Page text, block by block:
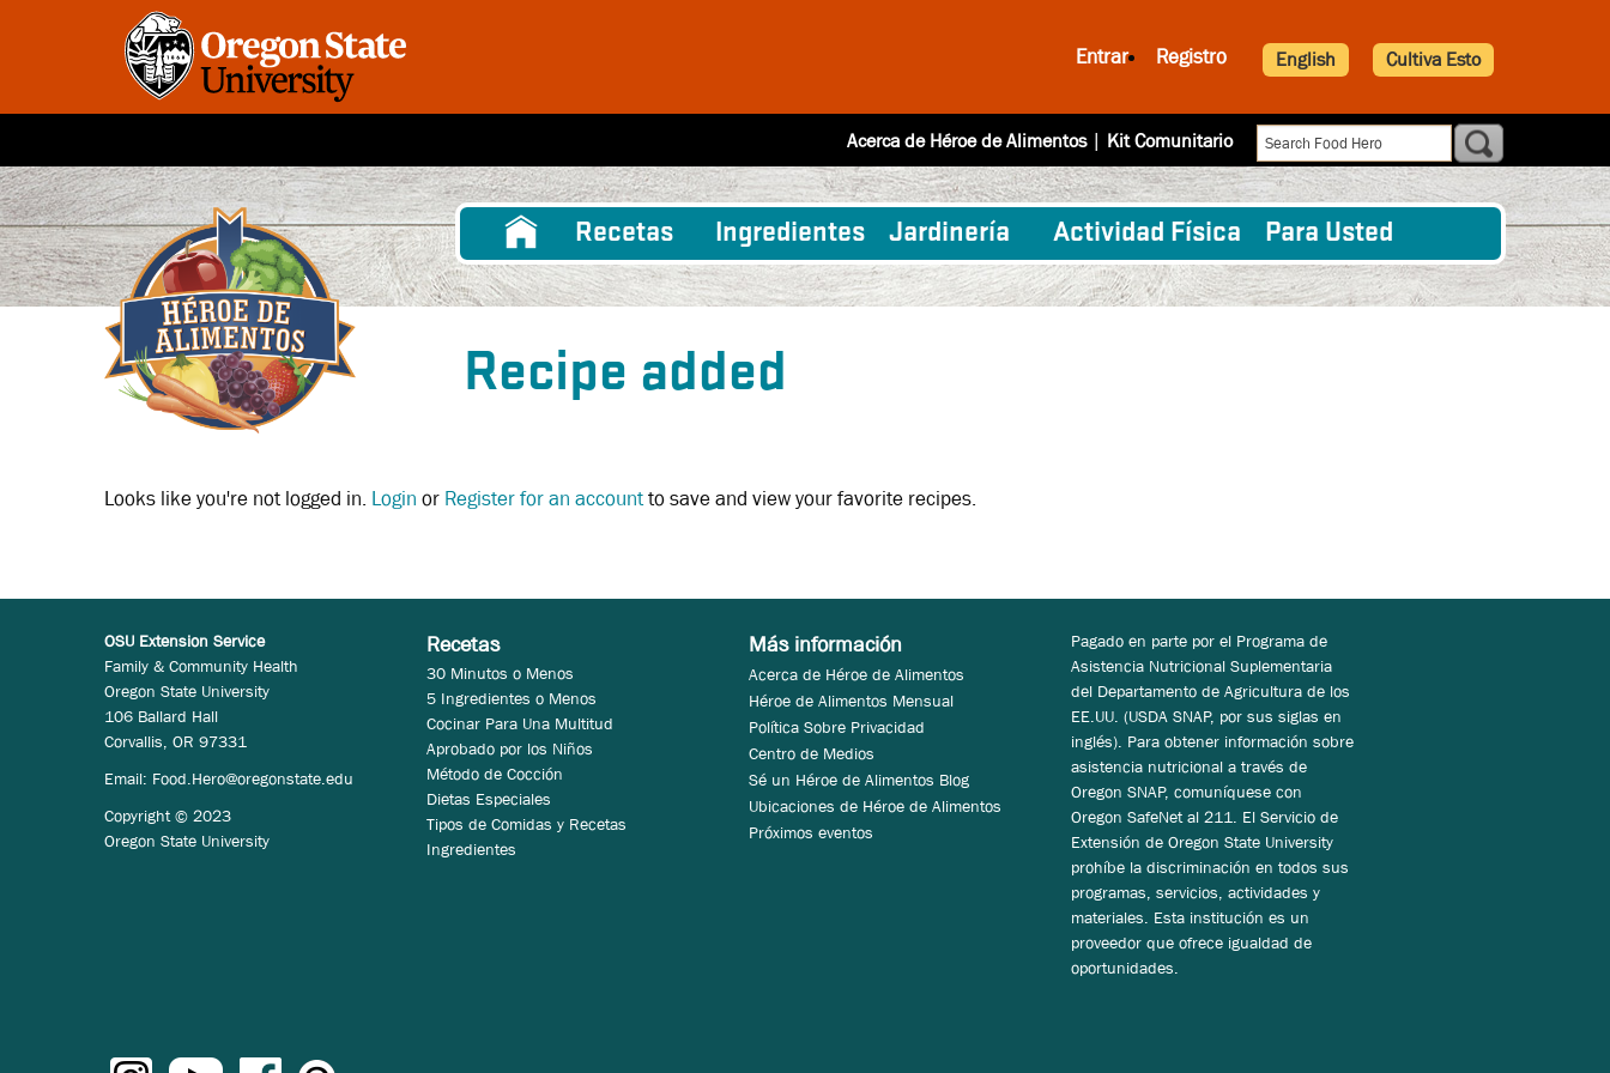
Entrar Registro English Cultiva Esto
Acerca de Héroe de Alimentos| Kit Comunitario
Recetas Ingredientes Jardinería Actividad Física Para Usted
Recipe added
Looks like you're not logged in. Login or Register for an accountto save and view your favorite recipes.
OSU Extension Service
Family & Community Health
Oregon State University
106 Ballard Hall
Corvallis, OR 97331
Email: Food.Hero@oregonstate.edu
Copyright © 2023
Oregon State University
Recetas
30 Minutos o Menos
5 Ingredientes o Menos
Cocinar Para Una Multitud
Aprobado por los Niños
Método de Cocción
Dietas Especiales
Tipos de Comidas y Recetas
Ingredientes
Más información
Acerca de Héroe de Alimentos
Héroe de Alimentos Mensual
Política Sobre Privacidad
Centro de Medios
Sé un Héroe de Alimentos Blog
Ubicaciones de Héroe de Alimentos
Próximos eventos
Pagado en parte por el Programa de
Asistencia Nutricional Suplementaria
del Departamento de Agricultura de los
EE.UU. (USDA SNAP, por sus siglas en
inglés). Para obtener información sobre
asistencia nutricional a través de
Oregon SNAP, comuníquese con
Oregon SafeNet al 211. El Servicio de
Extensión de Oregon State University
prohíbe la discriminación en todos sus
programas, servicios, actividades y
materiales. Esta institución es un
proveedor que ofrece igualdad de
oportunidades.